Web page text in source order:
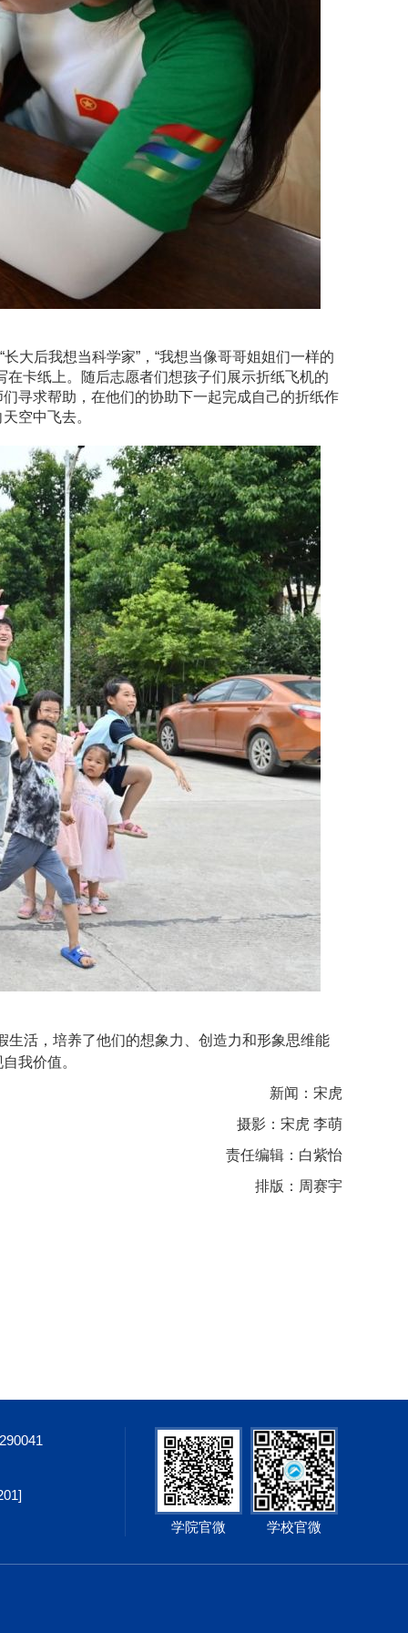
“长大后我想当科学家”，“我想当像哥哥姐姐们一样的
卡纸上。随后志愿者们想孩子们展示折纸飞机的
寻求帮助，在他们的协助下一起完成自己的折纸作
空中飞去。
生活， 培养了他们的想象力、创造力和形象思维能
我价值。
新闻：宋虎
摄影：宋虎 李萌
责任编辑：白紫怡
排版：周赛宇
学校官微
学院官微